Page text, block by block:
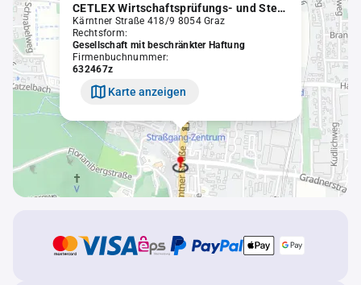
CETLEX Wirtschaftsprüfungs- und Steuerberatungs GmbH
Kärntner Straße 418/9 8054 Graz
Rechtsform:
Gesellschaft mit beschränkter Haftung
Firmenbuchnummer:
632467z
Karte anzeigen